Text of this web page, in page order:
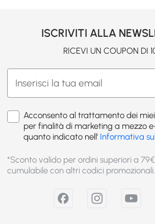
ISCRIVITI ALLA
RICEVI UN COUPON DI
Acconsento al trattamento dei
per finalità di marketing a mezzo
quanto indicato nell' Informativa
*Sconto valido per ordini superiori a
cumulabile con altri codici promozionali.